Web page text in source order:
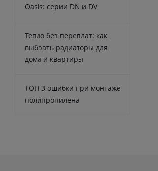
Oasis: серии DN и DV
Тепло без переплат: как
выбрать радиаторы для
дома и квартиры
ТОП-3 ошибки при монтаже
полипропилена